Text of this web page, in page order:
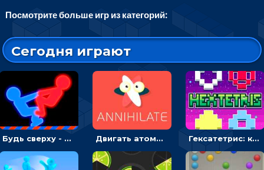
Посмотрите больше игр из категорий:
Сегодня играют
Будь сверху - борись с другом и выигрывай Двигать атомы, чтобы соединить – головоломка Гексатетрис: кидать блок, чтобы складывать три в ряд - головоломка